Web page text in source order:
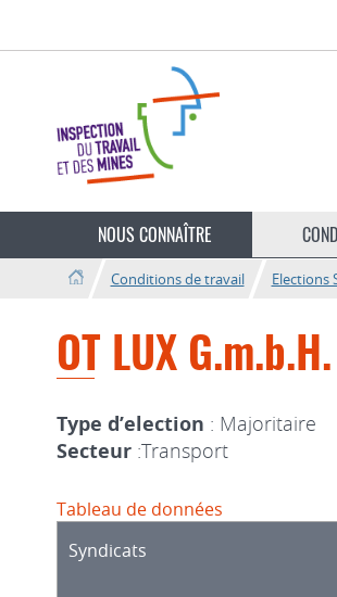
langue
NOUS CONNAÎTRE
Conditions de travail Elections
OT LUX G.m.b.H.
Type d’election : Majoritaire
Secteur :Transport
Tableau de données
Syndicats